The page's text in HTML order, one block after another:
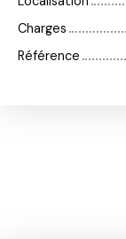
Charges
Référence